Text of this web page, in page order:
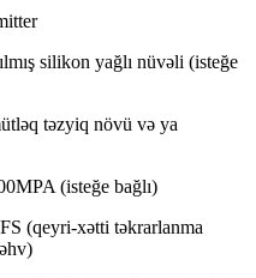
silikon yağlı nüvəli (isteğe
təzyiq növü və ya
(isteğe bağlı)
(qeyri-xətti təkrarlanma